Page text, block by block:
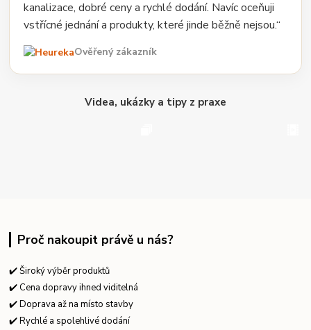
kanalizace, dobré ceny a rychlé dodání. Navíc oceňuji
vstřícné jednání a produkty, které jinde běžně nejsou.“
Ověřený zákazník
Videa, ukázky a tipy z praxe
Proč nakoupit právě u nás?
✔️ Široký výběr produktů
✔️ Cena dopravy ihned viditelná
✔️ Doprava až na místo stavby
✔️ Rychlé a spolehlivé dodání